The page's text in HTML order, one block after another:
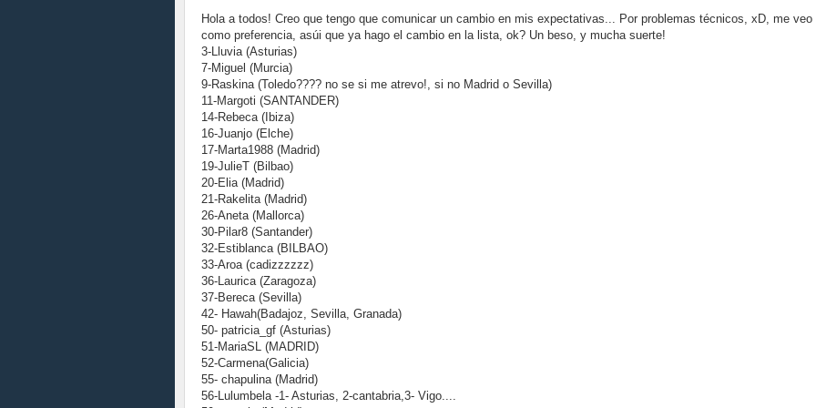
Hola a todos! Creo que tengo que comunicar un cambio en mis expectativas... Por problemas técnicos, xD, me
como preferencia, asúi que ya hago el cambio en la lista, ok? Un beso, y mucha suerte!
3-Lluvia (Asturias)
7-Miguel (Murcia)
9-Raskina (Toledo???? no se si me atrevo!, si no Madrid o Sevilla)
11-Margoti (SANTANDER)
14-Rebeca (Ibiza)
16-Juanjo (Elche)
17-Marta1988 (Madrid)
19-JulieT (Bilbao)
20-Elia (Madrid)
21-Rakelita (Madrid)
26-Aneta (Mallorca)
30-Pilar8 (Santander)
32-Estiblanca (BILBAO)
33-Aroa (cadizzzzzz)
36-Laurica (Zaragoza)
37-Bereca (Sevilla)
42- Hawah(Badajoz, Sevilla, Granada)
50- patricia_gf (Asturias)
51-MariaSL (MADRID)
52-Carmena(Galicia)
55- chapulina (Madrid)
56-Lulumbela -1- Asturias, 2-cantabria,3- Vigo....